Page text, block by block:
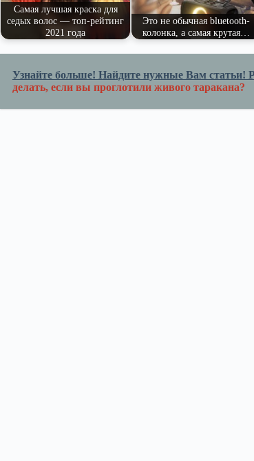
ni
ki
Самая лучшая краска для
седых волос — топ-рейтинг
2021 года
Это не обычная bluetooth-
колонка, а самая крутая…
Узнайте больше! Найдите нужные Вам статьи!
делать, если вы проглотили живого таракана?